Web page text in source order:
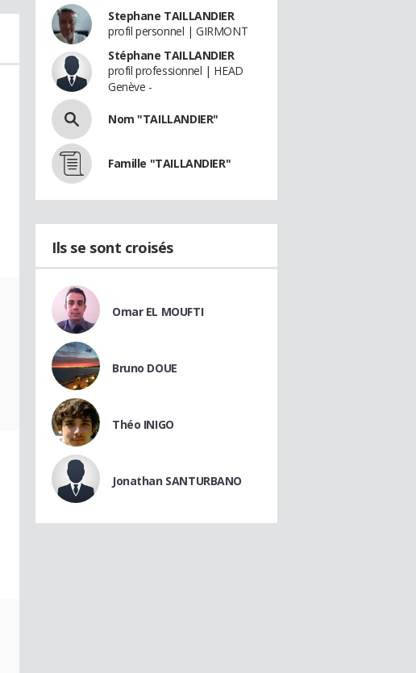
Stephane TAILLANDIER
profil personnel | GIRMONT
Stéphane TAILLANDIER
profil professionnel | HEAD
Genève -
Nom "TAILLANDIER"
Famille "TAILLANDIER"
Ils se sont croisés
Omar EL MOUFTI
Bruno DOUE
Théo INIGO
Jonathan SANTURBANO